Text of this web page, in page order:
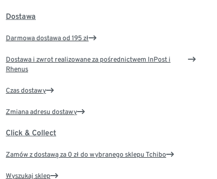
Dostawa
Darmowa dostawa od 195 zł
Dostawa i zwrot realizowane za pośrednictwem InPost i
Rhenus
Czas dostawy
Zmiana adresu dostawy
Click & Collect
Zamów z dostawą za 0 zł do wybranego sklepu Tchibo
Wyszukaj sklep